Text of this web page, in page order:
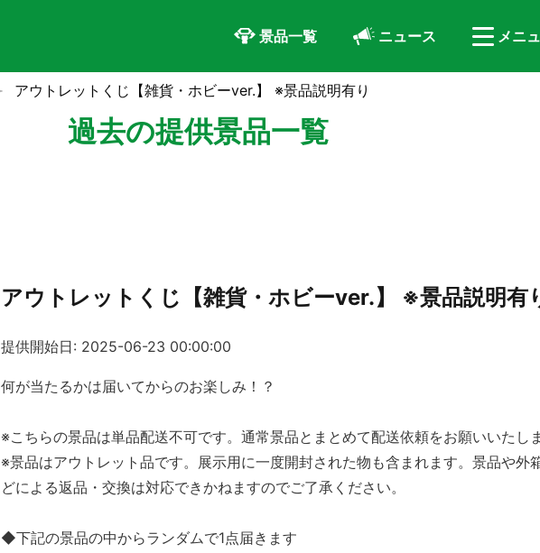
景品一覧 ニュース メニ
アウトレットくじ【雑貨・ホビーver.】 ※景品説明有り
過去の提供景品一覧
アウトレットくじ【雑貨・ホビーver.】 ※景品説明有
提供開始日: 2025-06-23 00:00:00
何が当たるかは届いてからのお楽しみ！？
※こちらの景品は単品配送不可です。通常景品とまとめて配送依頼をお願いいたしま
※景品はアウトレット品です。展示用に一度開封された物も含まれます。景品や外
どによる返品・交換は対応できかねますのでご了承ください。
◆下記の景品の中からランダムで1点届きます